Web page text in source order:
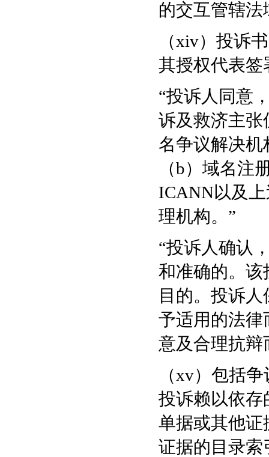
的交互管辖
（xiv）投诉
其授权代表签
“投诉人同意
诉及救济主张
名争议解决机
（b）域名注
ICANN以及
理机构。”
“投诉人确认
和准确的。该
目的。投诉
予适用的法律
意及合理抗辩
（xv）包括
投诉赖以依存
单据或其他证
证据的目录索